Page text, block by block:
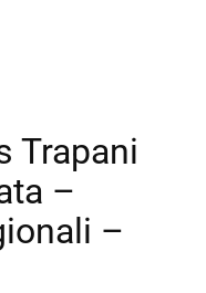
Trapani
–
–